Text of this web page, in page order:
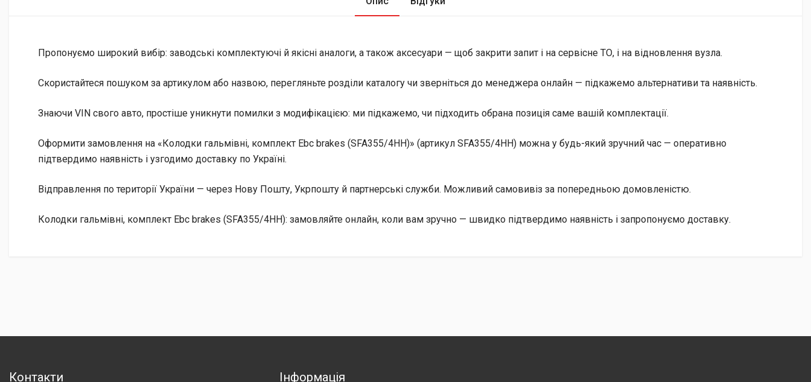
Пропонуємо широкий вибір: заводські комплектуючі й якісні аналоги, а також аксесуари — щоб закрити запит і на сервісне ТО, і на відновлення вузла.
Скористайтеся пошуком за артикулом або назвою, перегляньте розділи каталогу чи зверніться до менеджера онлайн — підкажемо альтернативи та наявність.
Знаючи VIN свого авто, простіше уникнути помилки з модифікацією: ми підкажемо, чи підходить обрана позиція саме вашій комплектації.
Оформити замовлення на «Колодки гальмівні, комплект Ebc brakes (SFA355/4HH)» (артикул SFA355/4HH) можна у будь-який зручний час — оперативно
підтвердимо наявність і узгодимо доставку по Україні.
Відправлення по території України — через Нову Пошту, Укрпошту й партнерські служби. Можливий самовивіз за попередньою домовленістю.
Колодки гальмівні, комплект Ebc brakes (SFA355/4HH): замовляйте онлайн, коли вам зручно — швидко підтвердимо наявність і запропонуємо доставку.
Контакти Інформація